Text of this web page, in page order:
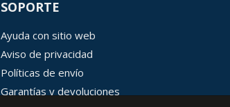
SOPORTE
Ayuda con sitio web
Aviso de privacidad
Políticas de envío
Garantías y devoluciones